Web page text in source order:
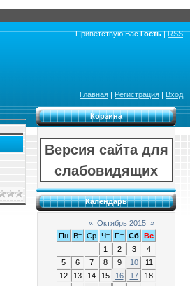
Приветствую Вас Гость|RSS
Главная | Регистрация | Вход
Корзина
Версия сайта для
слабовидящих
Календарь
« Октябрь 2015 »
Пн Вт Ср Чт Пт Сб Вс
1
2 3
4
5
6 7 8 9 10
11
12
13 14 15 16 17
18